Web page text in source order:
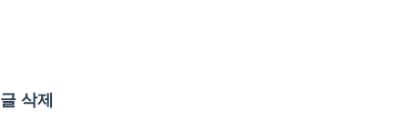
글 삭제